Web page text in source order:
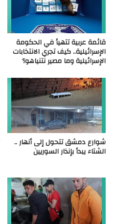
قائمة عربية تتهيأ في الحكومة
الإسرائيلية.. كيف تجري الانتخابات
الإسرائيلية وما مصير نتنياهو؟
شوارع دمشق تتحول إلى أنهار ..
الشتاء يبدأ بإنذار السوريين